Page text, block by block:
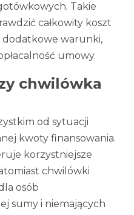
Takie
całkowity koszt
dodatkowe warunki,
umowy.
chwilówka
od sytuacji
kwoty finansowania.
korzystniejsze
chwilówki
osób
sumy i niemających